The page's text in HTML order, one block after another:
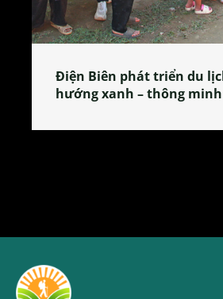
Làng làm bánh tẻ Phú Nhi
tỏa đặc sản xứ Đoài